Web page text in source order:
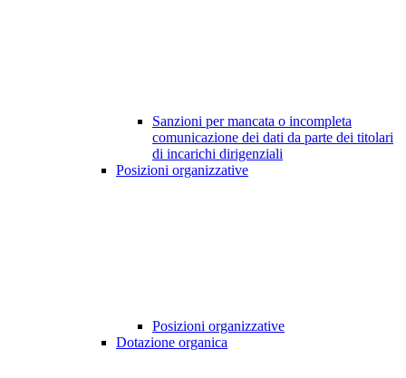
Sanzioni per mancata o incompleta
comunicazione dei dati da parte dei titolari
di incarichi dirigenziali
Posizioni organizzative
Posizioni organizzative
Dotazione organica